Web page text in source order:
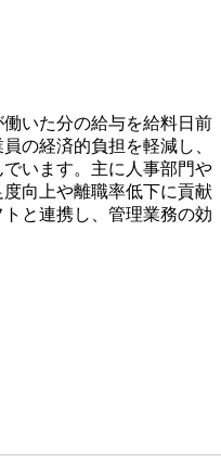
た分の給与を給料日前
経済的負担を軽減し、
ます。主に人事部門や
上や離職率低下に貢献
連携し、管理業務の効